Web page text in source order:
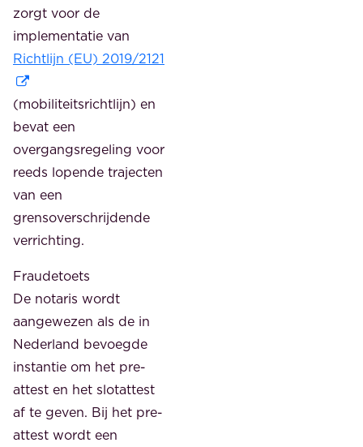
zorgt voor de
implementatie van
Richtlijn (EU) 2019/2121
(mobiliteitsrichtlijn) en
bevat een
overgangsregeling voor
reeds lopende trajecten
van een
grensoverschrijdende
verrichting.
Fraudetoets
De notaris wordt
aangewezen als de in
Nederland bevoegde
instantie om het pre-
attest en het slotattest
af te geven. Bij het pre-
attest wordt een